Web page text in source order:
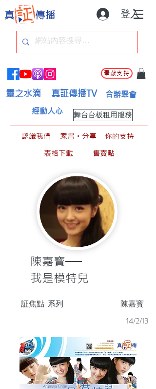
登入
奉獻支持
靈之水滴 真証傳播TV 合辦聚會
舞台台板租用服務
經動人心
認識我們 家書。分享
你的支持
表格下載
售賣點
陳嘉寳──
我是模特兒
陳嘉寳
証焦點 系列
14/2/13